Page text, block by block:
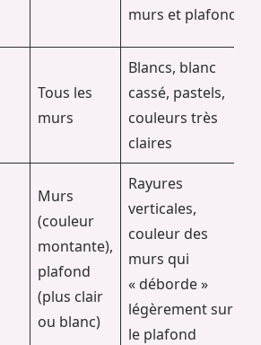
murs et plafond)
Tous les
murs
Blancs, blanc
cassé, pastels,
couleurs très
claires
Murs
(couleur
montante),
plafond
(plus clair
ou blanc)
Rayures
verticales,
couleur des
murs qui
« déborde »
légèrement sur
le plafond